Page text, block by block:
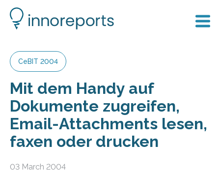
CeBIT 2004
Mit dem Handy auf
Dokumente zugreifen,
Email-Attachments lesen,
faxen oder drucken
03 March 2004